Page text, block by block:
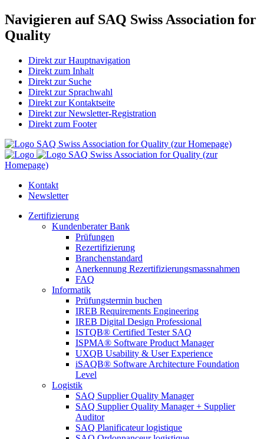
Navigieren auf SAQ Swiss Association for
Quality
Direkt zur Hauptnavigation
Direkt zum Inhalt
Direkt zur Suche
Direkt zur Sprachwahl
Direkt zur Kontaktseite
Direkt zur Newsletter-Registration
Direkt zum Footer
SAQ Swiss Association for Quality (zur Homepage)
SAQ Swiss Association for Quality (zur
Homepage)
Kontakt
Newsletter
Zertifizierung
Kundenberater Bank
Prüfungen
Rezertifizierung
Branchenstandard
Anerkennung Rezertifizierungsmassnahmen
FAQ
Informatik
Prüfungstermin buchen
IREB Requirements Engineering
IREB Digital Design Professional
ISTQB® Certified Tester SAQ
ISPMA® Software Product Manager
UXQB Usability & User Experience
iSAQB® Software Architecture Foundation
Level
Logistik
SAQ Supplier Quality Manager
SAQ Supplier Quality Manager + Supplier
Auditor
SAQ Planificateur logistique